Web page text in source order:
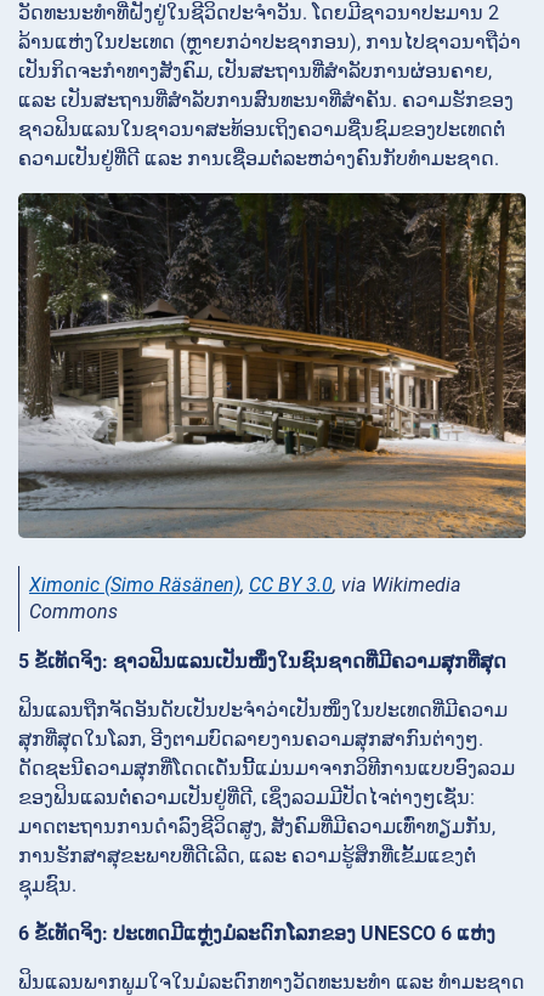
ວັດທະນະທຳທີ່ຝັງຢູ່ໃນຊີວິດປະຈຳວັນ. ໂດຍມີຊາວນາປະມານ 2
ລ້ານແຫ່ງໃນປະເທດ (ຫຼາຍກວ່າປະຊາກອນ), ການໄປຊາວນາຖືວ່າ
ເປັນກິດຈະກຳທາງສັງຄົມ, ເປັນສະຖານທີ່ສຳລັບການຜ່ອນຄາຍ,
ແລະ ເປັນສະຖານທີ່ສຳລັບການສົນທະນາທີ່ສຳຄັນ. ຄວາມຮັກຂອງ
ຊາວຟິນແລນໃນຊາວນາສະທ້ອນເຖິງຄວາມຊື່ນຊົມຂອງປະເທດຕໍ່
ຄວາມເປັນຢູ່ທີ່ດີ ແລະ ການເຊື່ອມຕໍ່ລະຫວ່າງຄົນກັບທຳມະຊາດ.
Ximonic (Simo Räsänen), CC BY 3.0, via Wikimedia
Commons
5 ຂໍ້ເທັດຈິງ: ຊາວຟິນແລນເປັນໜຶ່ງໃນຊົນຊາດທີ່ມີຄວາມສຸກທີ່ສຸດ
ຟິນແລນຖືກຈັດອັນດັບເປັນປະຈຳວ່າເປັນໜຶ່ງໃນປະເທດທີ່ມີຄວາມ
ສຸກທີ່ສຸດໃນໂລກ, ອີງຕາມບົດລາຍງານຄວາມສຸກສາກົນຕ່າງໆ.
ດັດຊະນີຄວາມສຸກທີ່ໂດດເດັ່ນນີ້ແມ່ນມາຈາກວິທີການແບບອົງລວມ
ຂອງຟິນແລນຕໍ່ຄວາມເປັນຢູ່ທີ່ດີ, ເຊິ່ງລວມມີປັດໄຈຕ່າງໆເຊັ່ນ:
ມາດຕະຖານການດຳລົງຊີວິດສູງ, ສັງຄົມທີ່ມີຄວາມເທົ່າທຽມກັນ,
ການຮັກສາສຸຂະພາບທີ່ດີເລີດ, ແລະ ຄວາມຮູ້ສຶກທີ່ເຂັ້ມແຂງຕໍ່
ຊຸມຊົນ.
6 ຂໍ້ເທັດຈິງ: ປະເທດມີແຫຼ່ງມໍລະດົກໂລກຂອງ UNESCO 6 ແຫ່ງ
ຟິນແລນພາກພູມໃຈໃນມໍລະດົກທາງວັດທະນະທຳ ແລະ ທຳມະຊາດ